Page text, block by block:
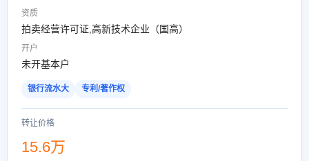
资质
拍卖经营许可证,高新技术企业（国高）
开户
未开基本户
银行流水大 专利/著作权
转让价格
15.6万